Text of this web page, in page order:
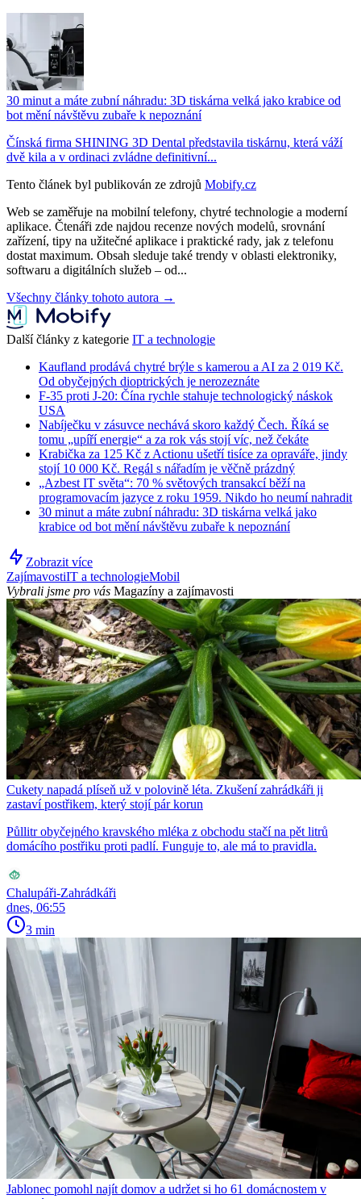
30 minut a máte zubní náhradu: 3D tiskárna velká jako krabice od
bot mění návštěvu zubaře k nepoznání
Čínská firma SHINING 3D Dental představila tiskárnu, která váží
dvě kila a v ordinaci zvládne definitivní...
Tento článek byl publikován ze zdrojů Mobify.cz
Web se zaměřuje na mobilní telefony, chytré technologie a moderní
aplikace. Čtenáři zde najdou recenze nových modelů, srovnání
zařízení, tipy na užitečné aplikace i praktické rady, jak z telefonu
dostat maximum. Obsah sleduje také trendy v oblasti elektroniky,
softwaru a digitálních služeb – od...
Všechny články tohoto autora →
Další články z kategorie IT a technologie
Kaufland prodává chytré brýle s kamerou a AI za 2 019 Kč.
Od obyčejných dioptrických je nerozeznáte
F-35 proti J-20: Čína rychle stahuje technologický náskok
USA
Nabíječku v zásuvce nechává skoro každý Čech. Říká se
tomu „upíří energie“ a za rok vás stojí víc, než čekáte
Krabička za 125 Kč z Actionu ušetří tisíce za opraváře, jindy
stojí 10 000 Kč. Regál s nářadím je věčně prázdný
„Azbest IT světa“: 70 % světových transakcí běží na
programovacím jazyce z roku 1959. Nikdo ho neumí nahradit
30 minut a máte zubní náhradu: 3D tiskárna velká jako
krabice od bot mění návštěvu zubaře k nepoznání
Zobrazit více
ZajímavostiIT a technologieMobil
Vybrali jsme pro vás Magazíny a zajímavosti
Cukety napadá plíseň už v polovině léta. Zkušení zahrádkáři ji
zastaví postřikem, který stojí pár korun
Půllitr obyčejného kravského mléka z obchodu stačí na pět litrů
domácího postřiku proti padlí. Funguje to, ale má to pravidla.
Chalupáři-Zahrádkáři
dnes, 06:55
3 min
Jablonec pomohl najít domov a udržet si ho 61 domácnostem v